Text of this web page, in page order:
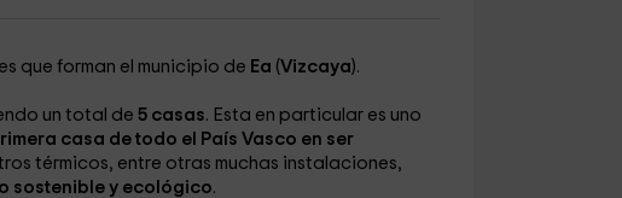
que forman el municipio de Ea (Vizcaya).
un total de 5 casas. Esta en particular es uno
casa de todo el País Vasco en ser
térmicos, entre otras muchas instalaciones,
sostenible y ecológico.